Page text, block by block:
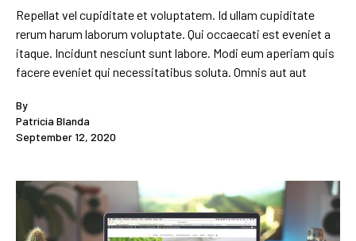
Repellat vel cupiditate et voluptatem. Id ullam cupiditate
rerum harum laborum voluptate. Qui occaecati est eveniet a
itaque. Incidunt nesciunt sunt labore. Modi eum aperiam quis
facere eveniet qui necessitatibus soluta. Omnis aut aut
By
Patricia Blanda
September 12, 2020